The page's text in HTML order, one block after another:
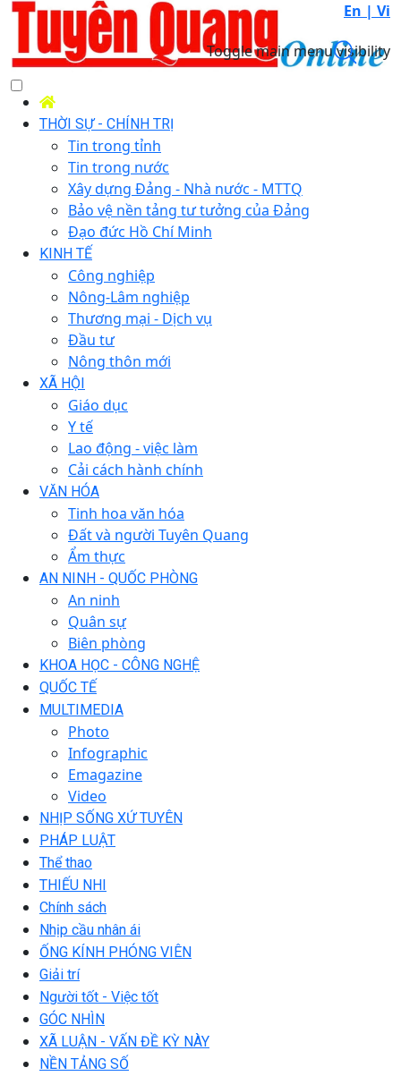
En | Vi
Toggle main menu visibility
THỜI SỰ - CHÍNH TRỊ
Tin trong tỉnh
Tin trong nước
Xây dựng Đảng - Nhà nước - MTTQ
Bảo vệ nền tảng tư tưởng của Đảng
Đạo đức Hồ Chí Minh
KINH TẾ
Công nghiệp
Nông-Lâm nghiệp
Thương mại - Dịch vụ
Đầu tư
Nông thôn mới
XÃ HỘI
Giáo dục
Y tế
Lao động - việc làm
Cải cách hành chính
VĂN HÓA
Tinh hoa văn hóa
Đất và người Tuyên Quang
Ẩm thực
AN NINH - QUỐC PHÒNG
An ninh
Quân sự
Biên phòng
KHOA HỌC - CÔNG NGHỆ
QUỐC TẾ
MULTIMEDIA
Photo
Infographic
Emagazine
Video
NHỊP SỐNG XỨ TUYÊN
PHÁP LUẬT
Thể thao
THIẾU NHI
Chính sách
Nhịp cầu nhân ái
ỐNG KÍNH PHÓNG VIÊN
Giải trí
Người tốt - Việc tốt
GÓC NHÌN
XÃ LUẬN - VẤN ĐỀ KỲ NÀY
NỀN TẢNG SỐ